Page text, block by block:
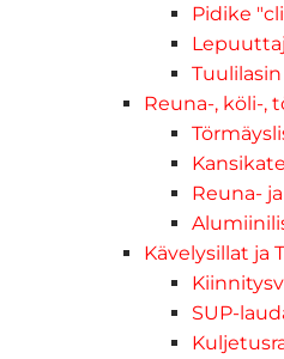
Pidike
Reuna-, köli-,
Kansikate
Reuna-
Kävelysillat ja
SUP-